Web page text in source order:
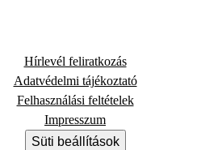
Hírlevél feliratkozás
Adatvédelmi tájékoztató
Felhasználási feltételek
Impresszum
Süti beállítások